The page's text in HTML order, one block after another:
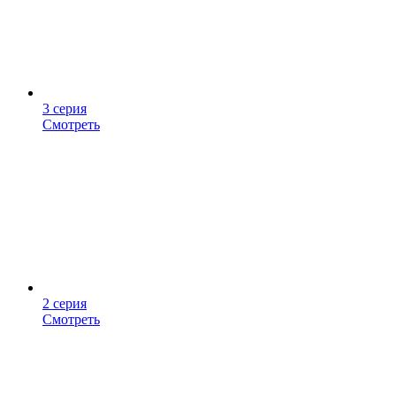
3 серия
Смотреть
2 серия
Смотреть